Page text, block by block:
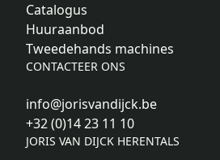
Catalogus
Huuraanbod
Tweedehands machines
CONTACTEER ONS
info@jorisvandijck.be
+32 (0)14 23 11 10
JORIS VAN DIJCK HERENTALS